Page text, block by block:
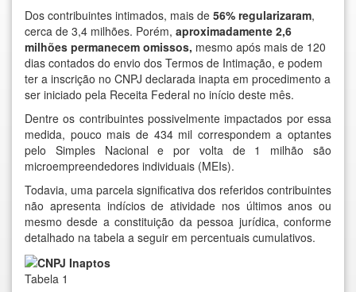
Dos contribuintes intimados, mais de 56% regularizaram,
cerca de 3,4 milhões. Porém, aproximadamente 2,6
milhões permanecem omissos, mesmo após mais de 120
dias contados do envio dos Termos de Intimação, e podem
ter a inscrição no CNPJ declarada inapta em procedimento a
ser iniciado pela Receita Federal no início deste mês.
Dentre os contribuintes possivelmente impactados por essa
medida, pouco mais de 434 mil correspondem a optantes
pelo Simples Nacional e por volta de 1 milhão são
microempreendedores individuais (MEIs).
Todavia, uma parcela significativa dos referidos contribuintes
não apresenta indícios de atividade nos últimos anos ou
mesmo desde a constituição da pessoa jurídica, conforme
detalhado na tabela a seguir em percentuais cumulativos.
Tabela 1